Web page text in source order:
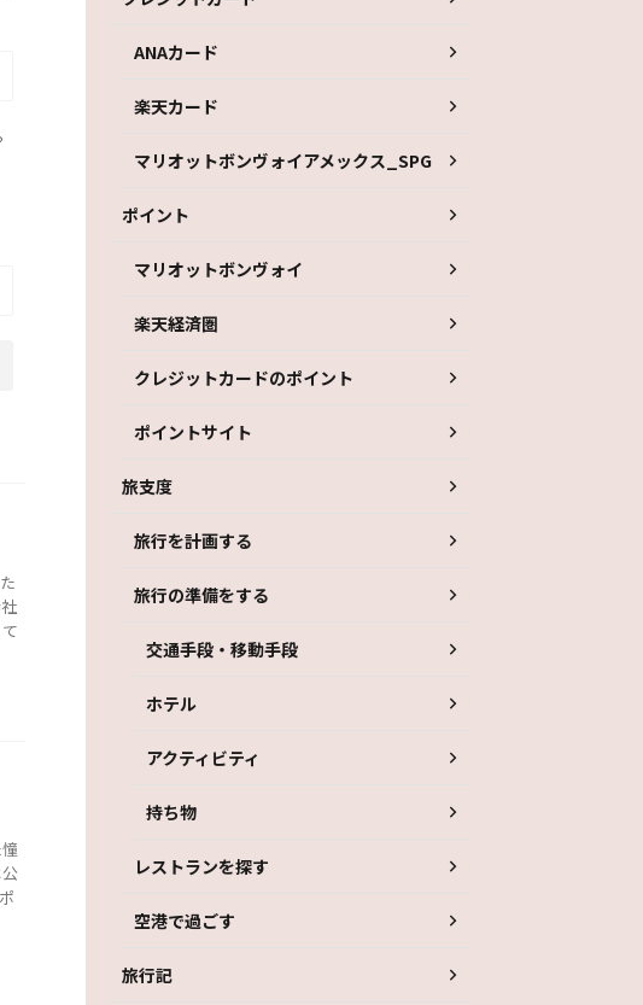
ANAカード
楽天カード
マリオットボンヴォイアメックス_SPG
ポイント
マリオットボンヴォイ
楽天経済圏
クレジットカードのポイント
ポイントサイト
旅支度
旅行を計画する
旅行の準備をする
交通手段・移動手段
ホテル
アクティビティ
持ち物
レストランを探す
空港で過ごす
旅行記